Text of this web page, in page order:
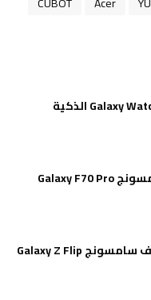
مواصفات هاتف سامسونج Galaxy F70 Pro
جميع مواصفات هاتف سامسونج Galaxy Z Flip